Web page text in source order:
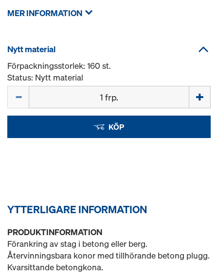
MER INFORMATION
Nytt material
Förpackningsstorlek: 160 st.
Status: Nytt material
KÖP
YTTERLIGARE INFORMATION
PRODUKTINFORMATION
Förankring av stag i betong eller berg.
Återvinningsbara konor med tillhörande betong plugg.
Kvarsittande betongkona.